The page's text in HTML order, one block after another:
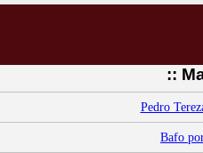
::
Pedro
Bafo